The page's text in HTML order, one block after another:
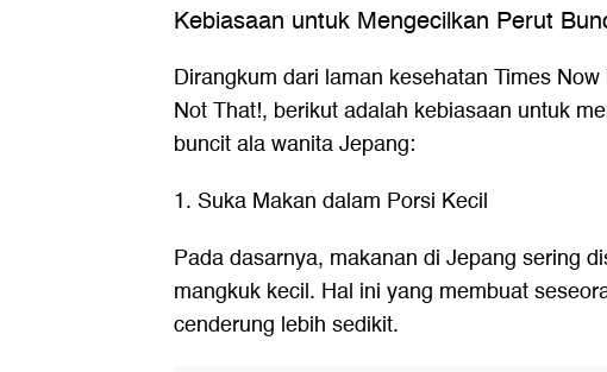
Kebiasaan untuk Mengecilkan Perut
Dirangkum dari laman kesehatan Times
Not That!, berikut adalah kebiasaan untuk
buncit ala wanita Jepang:
1. Suka Makan dalam Porsi Kecil
Pada dasarnya, makanan di Jepang sering
mangkuk kecil. Hal ini yang membuat
cenderung lebih sedikit.